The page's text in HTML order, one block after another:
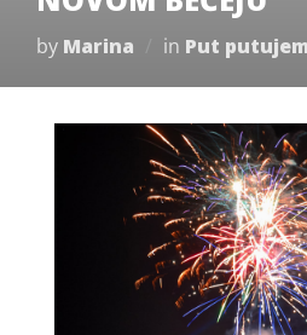
by Marina in Put putujem